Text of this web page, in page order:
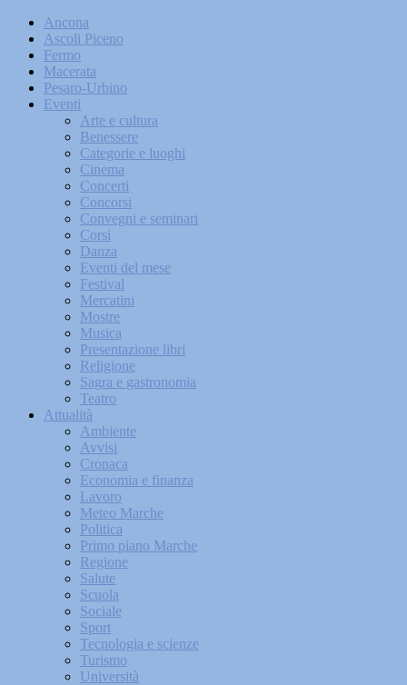
Ancona
Ascoli Piceno
Fermo
Macerata
Pesaro-Urbino
Eventi
Arte e cultura
Benessere
Categorie e luoghi
Cinema
Concerti
Concorsi
Convegni e seminari
Corsi
Danza
Eventi del mese
Festival
Mercatini
Mostre
Musica
Presentazione libri
Religione
Sagra e gastronomia
Teatro
Attualità
Ambiente
Avvisi
Cronaca
Economia e finanza
Lavoro
Meteo Marche
Politica
Primo piano Marche
Regione
Salute
Scuola
Sociale
Sport
Tecnologia e scienze
Turismo
Università